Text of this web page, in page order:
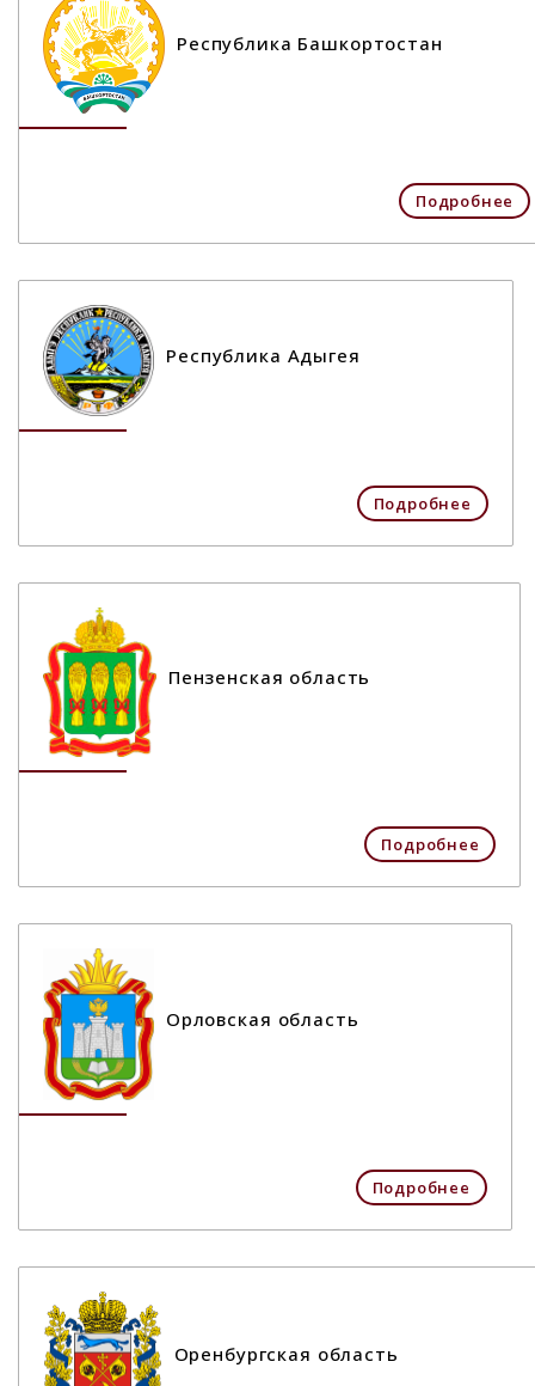
Республика Башкортостан
Подробнее
Республика Адыгея
Подробнее
Пензенская область
Подробнее
Орловская область
Подробнее
Оренбургская область